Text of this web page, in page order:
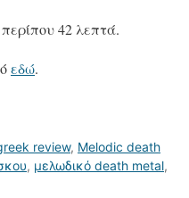
42 λεπτά.
εδώ.
review, Melodic death
, μελωδικό death metal,